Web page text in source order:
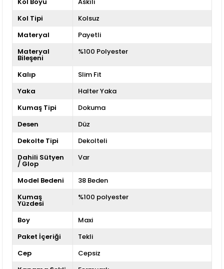
Kol Boyu
Askılı
Kol Tipi
Kolsuz
Materyal
Payetli
Materyal
Bileşeni
%100 Polyester
Kalıp
Slim Fit
Yaka
Halter Yaka
Kumaş Tipi
Dokuma
Desen
Düz
Dekolte Tipi
Dekolteli
Dahili Sütyen
/ Glop
Var
Model Bedeni
38 Beden
Kumaş
Yüzdesi
%100 polyester
Boy
Maxi
Paket İçeriği
Tekli
Cep
Cepsiz